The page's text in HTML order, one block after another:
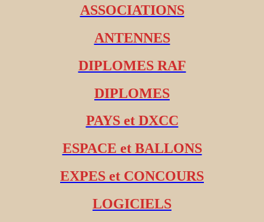
ASSOCIATIONS
ANTENNES
DIPLOMES RAF
DIPLOMES
PAYS et DXCC
ESPACE et BALLONS
EXPES et CONCOURS
LOGICIELS